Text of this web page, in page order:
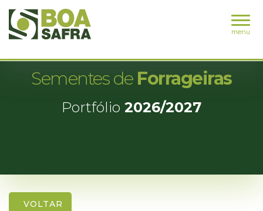
menu
Sementes deForrageiras
Portfólio 2026/2027
VOLTAR